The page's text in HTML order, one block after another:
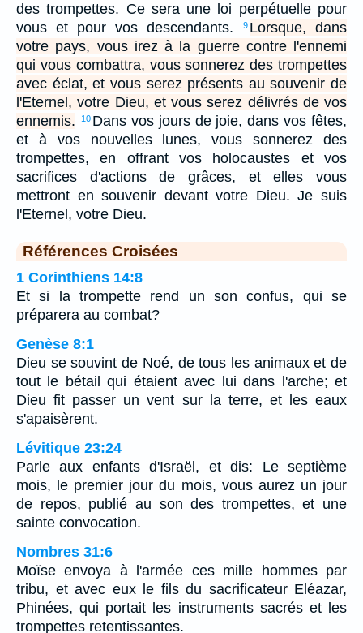
des trompettes. Ce sera une loi perpétuelle pour
vous et pour vos descendants.
9 Lorsque, dans
votre pays, vous irez à la guerre contre l'ennemi
qui vous combattra, vous sonnerez des trompettes
avec éclat, et vous serez présents au souvenir de
l'Eternel, votre Dieu, et vous serez délivrés de vos
ennemis.
10 Dans vos jours de joie, dans vos fêtes,
et à vos nouvelles lunes, vous sonnerez des
trompettes, en offrant vos holocaustes et vos
sacrifices d'actions de grâces, et elles vous
mettront en souvenir devant votre Dieu. Je suis
l'Eternel, votre Dieu.
Références Croisées
1 Corinthiens 14:8
Et si la trompette rend un son confus, qui se
préparera au combat?
Genèse 8:1
Dieu se souvint de Noé, de tous les animaux et de
tout le bétail qui étaient avec lui dans l'arche; et
Dieu fit passer un vent sur la terre, et les eaux
s'apaisèrent.
Lévitique 23:24
Parle aux enfants d'Israël, et dis: Le septième
mois, le premier jour du mois, vous aurez un jour
de repos, publié au son des trompettes, et une
sainte convocation.
Nombres 31:6
Moïse envoya à l'armée ces mille hommes par
tribu, et avec eux le fils du sacrificateur Eléazar,
Phinées, qui portait les instruments sacrés et les
trompettes retentissantes.